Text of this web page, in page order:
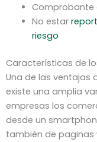
Comprobante
No estar
riesgo
Características de
Una de las ventajas
existe una amplia
empresas los
desde un
también de paginas